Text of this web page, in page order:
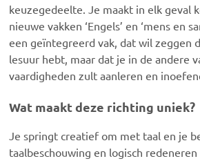
keuzegedeelte. Je maakt in elk geval
nieuwe vakken ‘Engels’ en ‘mens en
een geïntegreerd vak, dat wil zeggen
lesuur hebt, maar dat je in de andere
vaardigheden zult aanleren en
Wat maakt deze richting uniek?
Je springt creatief om met taal en je
taalbeschouwing en logisch